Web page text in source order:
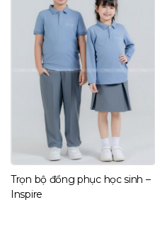
Trọn bộ đồng phục học sinh –
Inspire